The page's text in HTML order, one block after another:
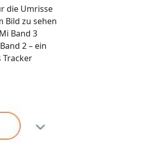
die Umrisse
Bild zu sehen
Band 3
2 – ein
Tracker